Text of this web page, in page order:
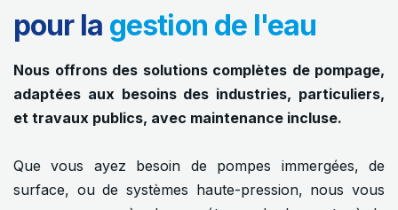
pour la gestion de l'eau
Nous offrons des solutions complètes de pompage,
adaptées aux besoins des industries, particuliers,
et travaux publics, avec maintenance incluse.
Que vous ayez besoin de pompes immergées, de
surface, ou de systèmes haute-pression, nous vous